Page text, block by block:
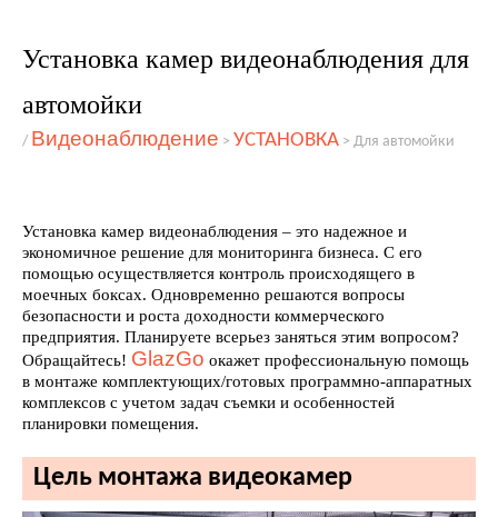
Установка камер видеонаблюдения для
автомойки
/ Видеонаблюдение > УСТАНОВКА > Для автомойки
Установка камер видеонаблюдения – это надежное и
экономичное решение для мониторинга бизнеса. С его
помощью осуществляется контроль происходящего в
моечных боксах. Одновременно решаются вопросы
безопасности и роста доходности коммерческого
предприятия. Планируете всерьез заняться этим вопросом?
Обращайтесь! GlazGo окажет профессиональную помощь
в монтаже комплектующих/готовых программно-аппаратных
комплексов с учетом задач съемки и особенностей
планировки помещения.
Цель монтажа видеокамер